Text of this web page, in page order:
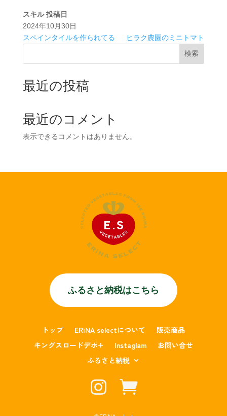
スキル 投稿日
2024年10月30日
スペインタイルを作られてる
ヒラク農園のミニトマト
検索
最近の投稿
最近のコメント
表示できるコメントはありません。
ふるさと納税はこちら
トップ ERiNA selectについて
販売商品
キングスロードデポ+
Instaglam
お問い合せ
ふるさと納税
 